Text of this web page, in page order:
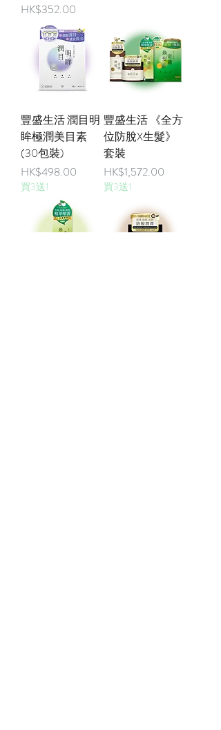
價格
HK$352.00
豐盛生活 潤目明
眸極潤美目素
(30包裝)
價格
HK$498.00
買3送1
豐盛生活 《全方
位防脫X生髮》
套裝
價格
HK$1,572.00
買3送1